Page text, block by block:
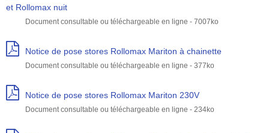
et Rollomax nuit
Document consultable ou téléchargeable en ligne - 7007ko
Notice de pose stores Rollomax Mariton à chainette
Document consultable ou téléchargeable en ligne - 377ko
Notice de pose stores Rollomax Mariton 230V
Document consultable ou téléchargeable en ligne - 234ko